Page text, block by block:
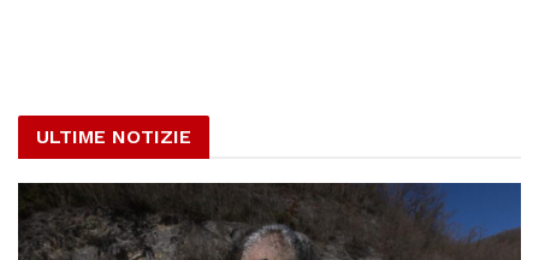
ULTIME NOTIZIE